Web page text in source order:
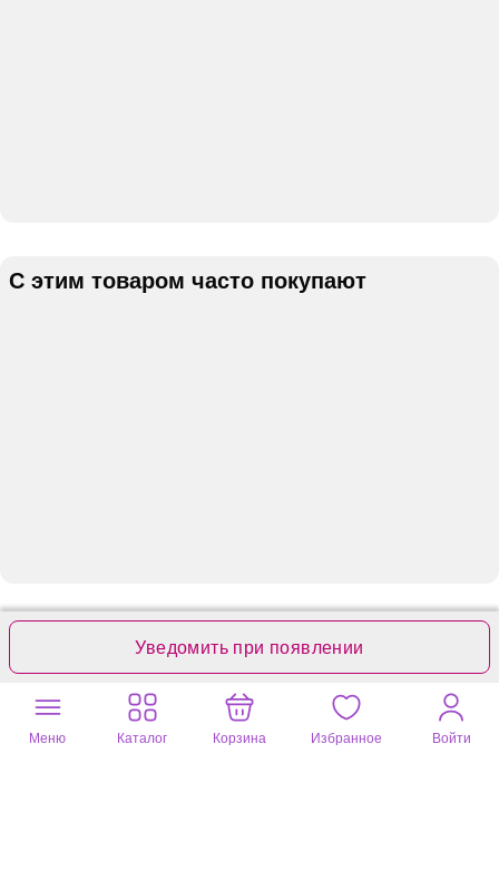
Уведомить при появлении
С этим товаром часто покупают
Отзывы 4Вопросы 0
Оставьте ваш отзыв
Только этот вариант товара
Меню Каталог Корзина Избранное Войти